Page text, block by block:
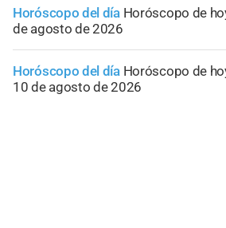
Horóscopo del día Horóscopo de
de agosto de 2026
Horóscopo del día Horóscopo de
10 de agosto de 2026